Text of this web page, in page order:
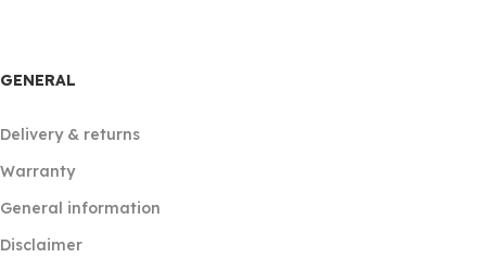
GENERAL
Delivery & returns
Warranty
General information
Disclaimer